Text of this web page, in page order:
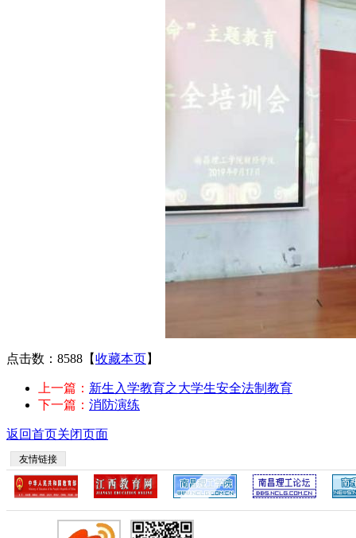
点击数：8588 【收藏本页】
上一篇： 新生入学教育之大学生安全法制教育
下一篇： 消防演练
返回首页关闭页面
友情链接